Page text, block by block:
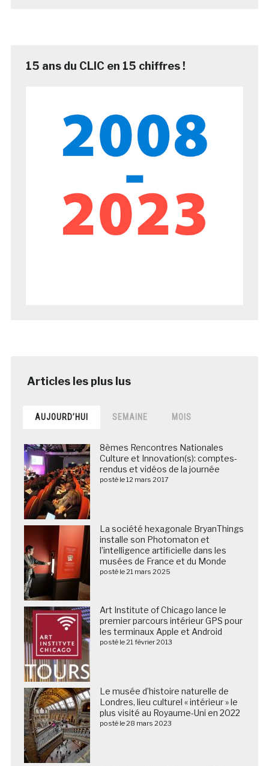
15 ans du CLIC en 15 chiffres !
AUJOURD’HUI SEMAINE MOIS
8èmes Rencontres Nationales
Culture et Innovation(s): comptes-
rendus et vidéos de la journée
posté le 12 mars 2017
La société hexagonale BryanThings
installe son Photomaton et
l’intelligence artificielle dans les
musées de France et du Monde
posté le 21 mars 2025
Art Institute of Chicago lance le
premier parcours intérieur GPS pour
les terminaux Apple et Android
posté le 21 février 2013
Le musée d’histoire naturelle de
Londres, lieu culturel « intérieur » le
plus visité au Royaume-Uni en 2022
posté le 28 mars 2023